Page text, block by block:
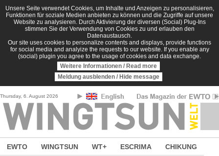
Direkt zum Inhalt
Unsere Seite verwendet Cookies, um Inhalte und Anzeigen zu personalisieren,
Funktionen für soziale Medien anbieten zu können und die Zugriffe auf unsere
Website zu analysieren. Durch Aktivierung der diversen (Social) Plug-Ins
stimmen Sie der Verwendung von Cookies zu und erlauben den
Datenaustausch.
Our site uses cookies to personalize contents and displays, provide functions
for social media and analyize the requests to our website. If you enable any
(social) plugin you agree to the usage of cookies and data exchange.
Weitere Informationen / Read more
Meldung ausblenden / Hide message
Thursday, 6. August 2026
EWTO WINGTSUN WT+ ESCRIMA CHIKUNG